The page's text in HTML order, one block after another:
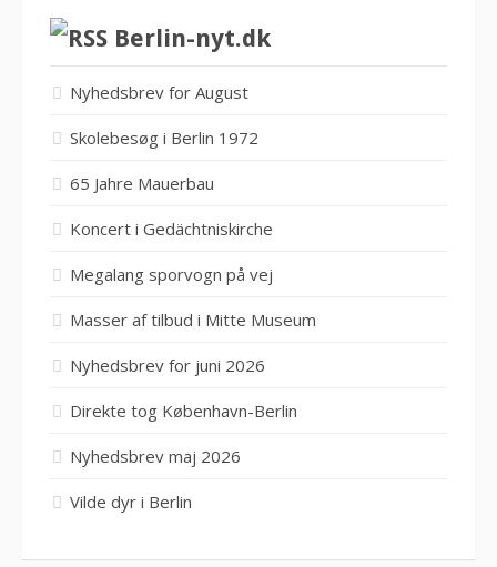
Berlin-nyt.dk
Nyhedsbrev for August
Skolebesøg i Berlin 1972
65 Jahre Mauerbau
Koncert i Gedächtniskirche
Megalang sporvogn på vej
Masser af tilbud i Mitte Museum
Nyhedsbrev for juni 2026
Direkte tog København-Berlin
Nyhedsbrev maj 2026
Vilde dyr i Berlin